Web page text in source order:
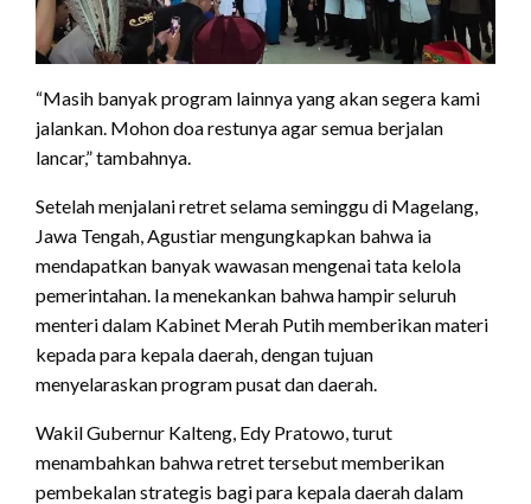
“Masih banyak program lainnya yang akan segera kami
jalankan. Mohon doa restunya agar semua berjalan
lancar,” tambahnya.
Setelah menjalani retret selama seminggu di Magelang,
Jawa Tengah, Agustiar mengungkapkan bahwa ia
mendapatkan banyak wawasan mengenai tata kelola
pemerintahan. Ia menekankan bahwa hampir seluruh
menteri dalam Kabinet Merah Putih memberikan materi
kepada para kepala daerah, dengan tujuan
menyelaraskan program pusat dan daerah.
Wakil Gubernur Kalteng, Edy Pratowo, turut
menambahkan bahwa retret tersebut memberikan
pembekalan strategis bagi para kepala daerah dalam